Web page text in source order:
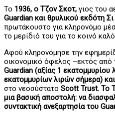
Το 1936, ο Τζον Σκοτ, γιος του
Guardian και θρυλικού εκδότη
πρωτάκουστο για κληρονόμο
το μερίδιό του για το κοινό καλό.
Αφού κληρονόμησε την
οικονομικό όφελος –εκτός από
Guardian (αξίας 1 εκατομμυρίου
εκατομμυρίων λιρών σήμερα) και
στο νεοσύστατο Scott Trust. Το
μια βασική αποστολή: να
συντακτική ανεξαρτησία του